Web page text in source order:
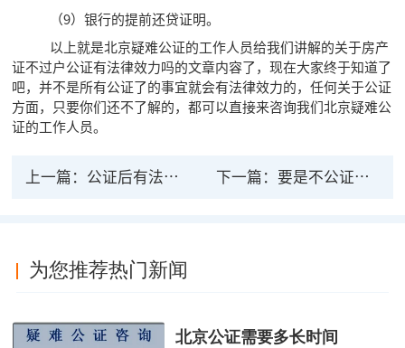
（9）银行的提前还贷证明。
以上就是北京疑难公证的工作人员给我们讲解的关于房产
证不过户公证有法律效力吗的文章内容了，现在大家终于知道了
吧，并不是所有公证了的事宜就会有法律效力的，任何关于公证
方面，只要你们还不了解的，都可以直接来咨询我们北京疑难公
证的工作人员。
上一篇： 公证后有法律效力没？具有什么效力？ 下一篇： 要是不公证的协议有法律效力？
为您推荐热门新闻
北京公证需要多长时间